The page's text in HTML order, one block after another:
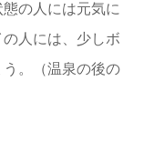
の人には元気に
人には、少しボ
。（温泉の後の